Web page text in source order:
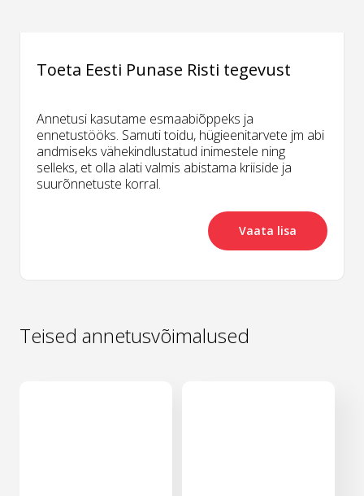
Toeta Eesti Punase Risti tegevust
Annetusi kasutame esmaabiõppeks ja
ennetustööks. Samuti toidu, hügieenitarvete jm abi
andmiseks vähekindlustatud inimestele ning
selleks, et olla alati valmis abistama kriiside ja
suurõnnetuste korral.
Vaata lisa
Teised annetusvõimalused